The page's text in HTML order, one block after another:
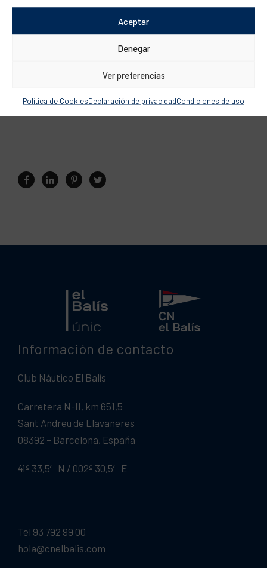
Aceptar
Denegar
Ver preferencias
Política de CookiesDeclaración de privacidadCondiciones de uso
Para más información, contacta con nosotros en
Información de contacto
Club Náutico El Balís
Carretera N-II, km 651,5
Sant Andreu de Llavaneres
08392 – Barcelona, España
41º 33,5′ N / 002º 30,5′ E
Tel 93 792 99 00
hola@cnelbalis.com